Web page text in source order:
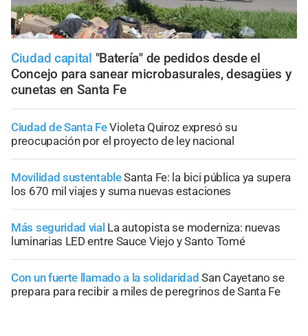
Ciudad capital "Batería" de pedidos desde el
Concejo para sanear microbasurales, desagües y
cunetas en Santa Fe
Ciudad de Santa FeVioleta Quiroz expresó su
preocupación por el proyecto de ley nacional
Movilidad sustentableSanta Fe: la bici pública ya supera
los 670 mil viajes y suma nuevas estaciones
Más seguridad vial La autopista se moderniza: nuevas
luminarias LED entre Sauce Viejo y Santo Tomé
Con un fuerte llamado a la solidaridad San Cayetano se
prepara para recibir a miles de peregrinos de Santa Fe